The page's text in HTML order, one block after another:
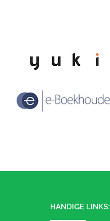
HANDIGE LINKS: